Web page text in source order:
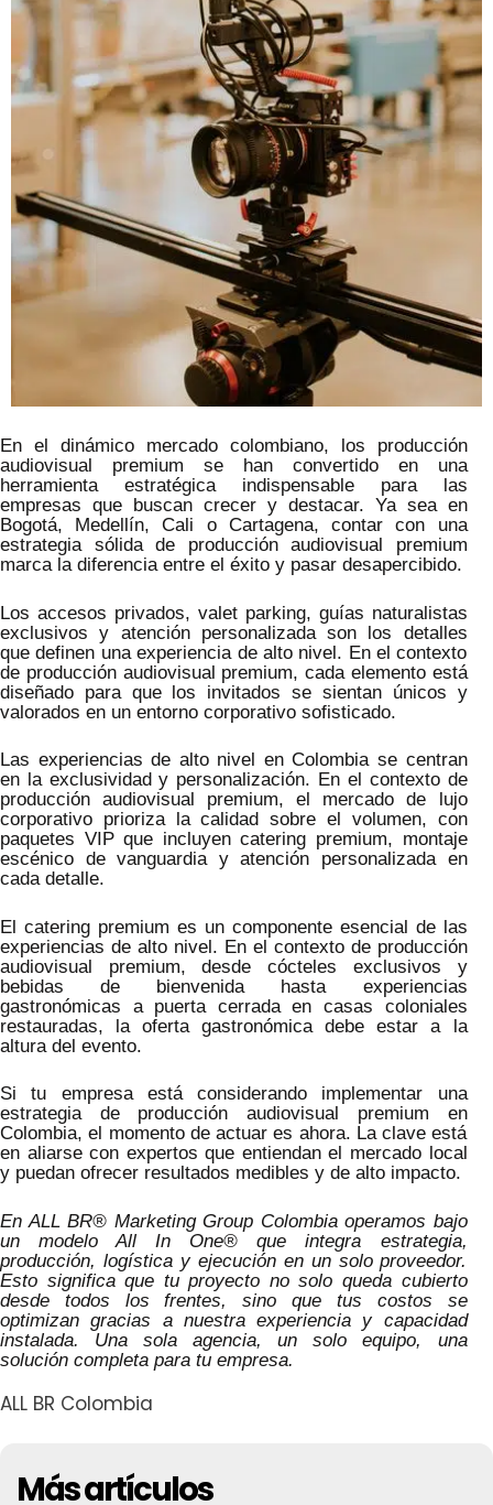
En el dinámico mercado colombiano, los producción
audiovisual premium se han convertido en una
herramienta estratégica indispensable para las
empresas que buscan crecer y destacar. Ya sea en
Bogotá, Medellín, Cali o Cartagena, contar con una
estrategia sólida de producción audiovisual premium
marca la diferencia entre el éxito y pasar desapercibido.
Los accesos privados, valet parking, guías naturalistas
exclusivos y atención personalizada son los detalles
que definen una experiencia de alto nivel. En el contexto
de producción audiovisual premium, cada elemento está
diseñado para que los invitados se sientan únicos y
valorados en un entorno corporativo sofisticado.
Las experiencias de alto nivel en Colombia se centran
en la exclusividad y personalización. En el contexto de
producción audiovisual premium, el mercado de lujo
corporativo prioriza la calidad sobre el volumen, con
paquetes VIP que incluyen catering premium, montaje
escénico de vanguardia y atención personalizada en
cada detalle.
El catering premium es un componente esencial de las
experiencias de alto nivel. En el contexto de producción
audiovisual premium, desde cócteles exclusivos y
bebidas de bienvenida hasta experiencias
gastronómicas a puerta cerrada en casas coloniales
restauradas, la oferta gastronómica debe estar a la
altura del evento.
Si tu empresa está considerando implementar una
estrategia de producción audiovisual premium en
Colombia, el momento de actuar es ahora. La clave está
en aliarse con expertos que entiendan el mercado local
y puedan ofrecer resultados medibles y de alto impacto.
En ALL BR® Marketing Group Colombia operamos bajo
un modelo All In One® que integra estrategia,
producción, logística y ejecución en un solo proveedor.
Esto significa que tu proyecto no solo queda cubierto
desde todos los frentes, sino que tus costos se
optimizan gracias a nuestra experiencia y capacidad
instalada. Una sola agencia, un solo equipo, una
solución completa para tu empresa.
ALL BR Colombia
Más artículos